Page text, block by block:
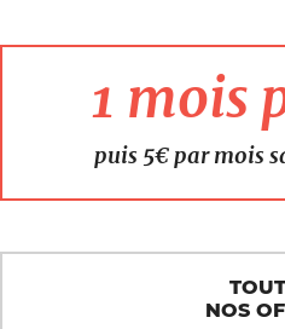
1 mois
puis 5€ par mois
NOS